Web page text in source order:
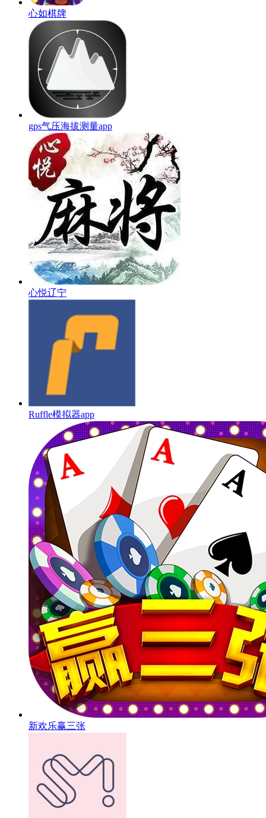
心如棋牌
gps气压海拔测量app
心悦辽宁
Ruffle模拟器app
新欢乐赢三张